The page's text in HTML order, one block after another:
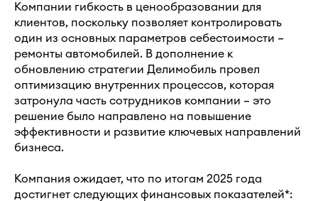
Компании гибкость в ценообразовании для
клиентов, поскольку позволяет контролировать
один из основных параметров себестоимости –
ремонты автомобилей. В дополнение к
обновлению стратегии Делимобиль провел
оптимизацию внутренних процессов, которая
затронула часть сотрудников компании – это
решение было направлено на повышение
эффективности и развитие ключевых направлений
бизнеса.
Компания ожидает, что по итогам 2025 года
достигнет следующих финансовых показателей*: